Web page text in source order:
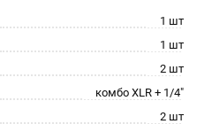
1 шт
1 шт
2 шт
комбо XLR + 1/4"
2 шт